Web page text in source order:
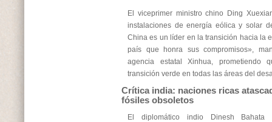
El viceprimer ministro chino Ding
instalaciones de energía eólica y solar
China es un líder en la transición hacia la
país que honra sus compromisos»,
agencia estatal Xinhua, prometiendo
transición verde en todas las áreas del
Crítica india: naciones ricas
fósiles obsoletos
El diplomático indio Dinesh Bahata